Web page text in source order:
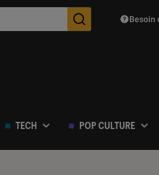
Des
Besoin
TECH POP CULTURE